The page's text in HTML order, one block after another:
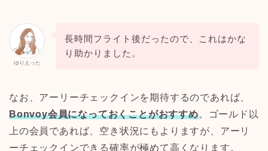
ゆりえった
長時間フライト後だったので、これはかな
り助かりました。
なお、アーリーチェックインを期待するのであれば、
Bonvoy会員になっておくことがおすすめ。ゴールド以
上の会員であれば、空き状況にもよりますが、アーリ
ーチェックインできる確率が極めて高くなります。